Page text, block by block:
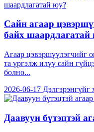
Сайн агаар
байх шаардлагатай
Агаар цэвэршүүлэгчийг
та үргэлж илүү сайн
болно...
2026-06-17 Дэлгэрэнгүйг
Даавуун бүтэцтэй